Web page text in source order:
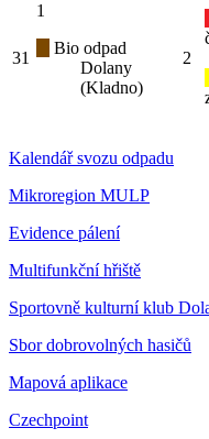
31
1
Bio odpad
Dolany
(Kladno)
2
Kalendář svozu odpadu
Mikroregion MULP
Evidence pálení
Multifunkční hřiště
Sportovně kulturní klub
Sbor dobrovolných hasičů
Mapová aplikace
Czechpoint